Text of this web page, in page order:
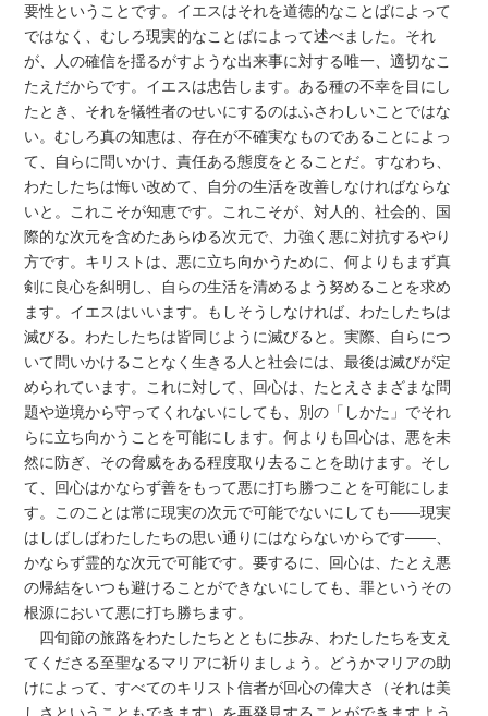
要性ということです。イエスはそれを道徳的なことばによって
ではなく、むしろ現実的なことばによって述べました。それ
が、人の確信を揺るがすような出来事に対する唯一、適切なこ
たえだからです。イエスは忠告します。ある種の不幸を目にし
たとき、それを犠牲者のせいにするのはふさわしいことではな
い。むしろ真の知恵は、存在が不確実なものであることによっ
て、自らに問いかけ、責任ある態度をとることだ。すなわち、
わたしたちは悔い改めて、自分の生活を改善しなければならな
いと。これこそが知恵です。これこそが、対人的、社会的、国
際的な次元を含めたあらゆる次元で、力強く悪に対抗するやり
方です。キリストは、悪に立ち向かうために、何よりもまず真
剣に良心を糾明し、自らの生活を清めるよう努めることを求め
ます。イエスはいいます。もしそうしなければ、わたしたちは
滅びる。わたしたちは皆同じように滅びると。実際、自らにつ
いて問いかけることなく生きる人と社会には、最後は滅びが定
められています。これに対して、回心は、たとえさまざまな問
題や逆境から守ってくれないにしても、別の「しかた」でそれ
らに立ち向かうことを可能にします。何よりも回心は、悪を未
然に防ぎ、その脅威をある程度取り去ることを助けます。そし
て、回心はかならず善をもって悪に打ち勝つことを可能にしま
す。このことは常に現実の次元で可能でないにしても――現実
はしばしばわたしたちの思い通りにはならないからです――、
かならず霊的な次元で可能です。要するに、回心は、たとえ悪
の帰結をいつも避けることができないにしても、罪というその
根源において悪に打ち勝ちます。
四旬節の旅路をわたしたちとともに歩み、わたしたちを支え
てくださる至聖なるマリアに祈りましょう。どうかマリアの助
けによって、すべてのキリスト信者が回心の偉大さ（それは美